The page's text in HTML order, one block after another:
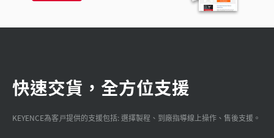
快速交貨，全方位支援
KEYENCE為客戸提供的支援包括: 選擇製程、到廠指導線上操作、售後支援。